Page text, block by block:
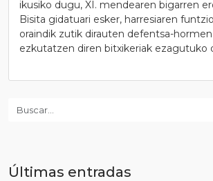
ikusiko dugu, XI. mendearen bigarren
Bisita gidatuari esker, harresiaren
oraindik zutik dirauten defentsa-
ezkutatzen diren bitxikeriak ezagutuko
Últimas entradas